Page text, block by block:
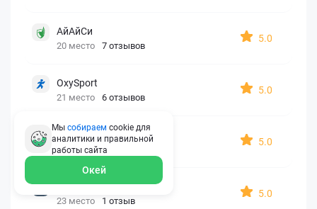
АйАйСи
20 место 7 отзывов
5.0
OxySport
21 место 6 отзывов
5.0
ERGO AXA
22 место 2 отзыва
5.0
Oxy Travel Premium
23 место 1 отзыв
5.0
Мы собираем cookie для
аналитики и правильной
работы сайта
Окей